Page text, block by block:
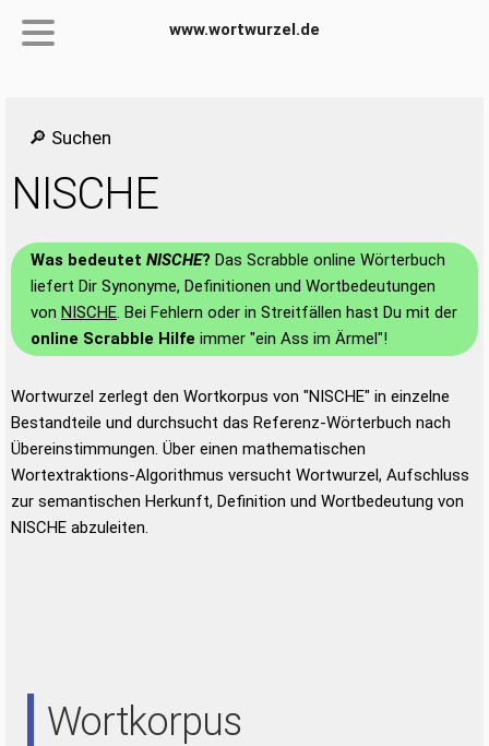
www.wortwurzel.de
🔎 Suchen
NISCHE
Was bedeutet NISCHE? Das Scrabble online Wörterbuch
liefert Dir Synonyme, Definitionen und Wortbedeutungen
von NISCHE. Bei Fehlern oder in Streitfällen hast Du mit der
online Scrabble Hilfe immer "ein Ass im Ärmel"!
Wortwurzel zerlegt den Wortkorpus von "NISCHE" in einzelne
Bestandteile und durchsucht das Referenz-Wörterbuch nach
Übereinstimmungen. Über einen mathematischen
Wortextraktions-Algorithmus versucht Wortwurzel, Aufschluss
zur semantischen Herkunft, Definition und Wortbedeutung von
NISCHE abzuleiten.
Wortkorpus